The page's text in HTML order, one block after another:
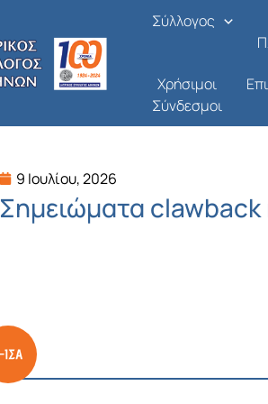
Σύλλογος
Χρήσιμοι
Σύνδεσμοι
9 Ιουλίου, 2026
Σημειώματα